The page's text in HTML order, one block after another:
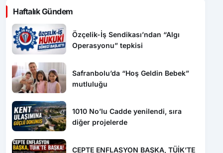
Operasyonu” tepkisi
Safranbolu’da “Hoş Geldin Bebek”
mutluluğu
1010 No’lu Cadde yenilendi, sıra
diğer projelerde
CEPTE ENFLASYON BAŞKA, TÜİK’TE
BAŞKA!